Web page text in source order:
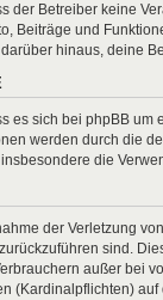
der Betreiber keine
Beiträge und
hinaus, deine
es sich bei phpBB um
werden durch die
die
der Verletzung
sind.
außer bei
(Kardinalpflichten)